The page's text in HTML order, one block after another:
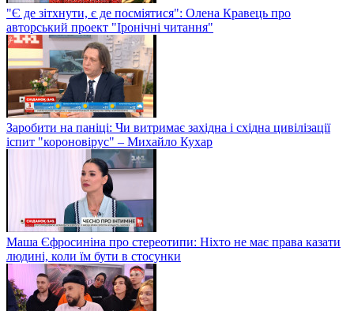
"Є де зітхнути, є де посміятися": Олена Кравець про
авторський проект "Іронічні читання"
Заробити на паніці: Чи витримає західна і східна цивілізації
іспит "короновірус" – Михайло Кухар
Маша Єфросиніна про стереотипи: Ніхто не має права казати
людині, коли їм бути в стосунки